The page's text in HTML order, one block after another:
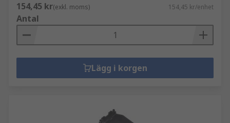
154,45 kr(exkl. moms) 154,45 kr/enhet
Antal
Lägg i korgen